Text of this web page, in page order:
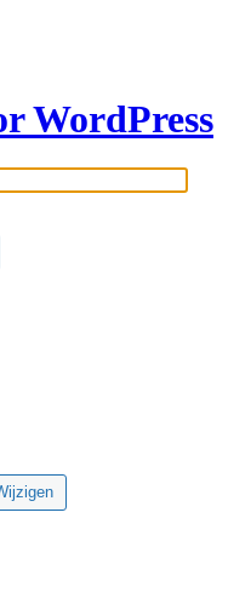
WordPress